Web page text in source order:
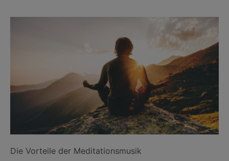
Die Vorteile der Meditationsmusik